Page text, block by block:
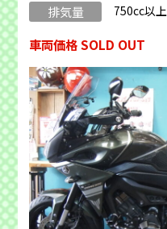
排気量 750cc以上
車両価格 SOLD OUT